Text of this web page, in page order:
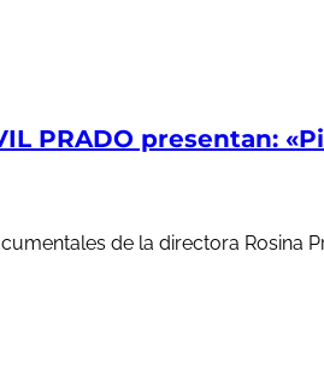
PRADO presentan:
de la directora Rosina